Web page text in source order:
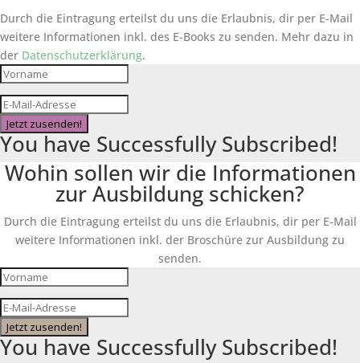
Durch die Eintragung erteilst du uns die Erlaubnis, dir per E-Mail
weitere Informationen inkl. des E-Books zu senden. Mehr dazu in
der Datenschutzerklärung.
Jetzt zusenden!
You have Successfully Subscribed!
Wohin sollen wir die Informationen
zur Ausbildung schicken?
Durch die Eintragung erteilst du uns die Erlaubnis, dir per E-Mail
weitere Informationen inkl. der Broschüre zur Ausbildung zu
senden.
Jetzt zusenden!
You have Successfully Subscribed!